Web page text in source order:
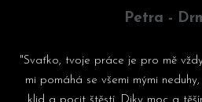
Petra -
"Svaťko, tvoje práce je pro mě
mi pomáhá se všemi mými